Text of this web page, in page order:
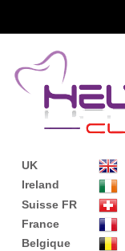
UK
Ireland
Suisse FR
France
Belgique